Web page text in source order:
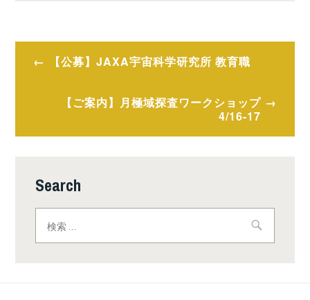
投
ビ
ー
ョ
【公募】JAXA宇宙科学研究所 教育職
【ご案内】月極域探査ワークショップ
4/16-17
Search
索: